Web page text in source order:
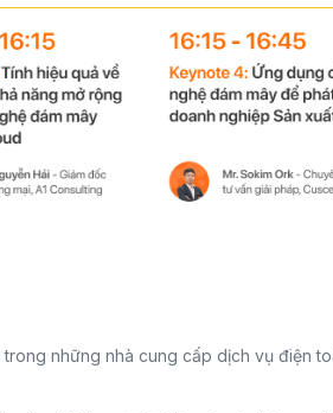
những nhà cung cấp dịch vụ điện